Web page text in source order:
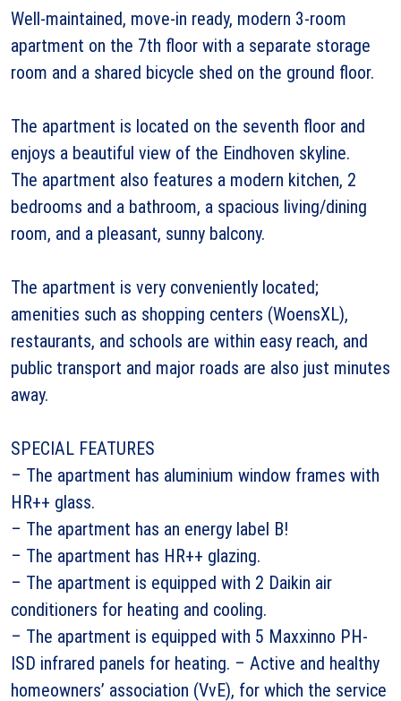
Well-maintained, move-in ready, modern 3-room
apartment on the 7th floor with a separate storage
room and a shared bicycle shed on the ground floor.
The apartment is located on the seventh floor and
enjoys a beautiful view of the Eindhoven skyline.
The apartment also features a modern kitchen, 2
bedrooms and a bathroom, a spacious living/dining
room, and a pleasant, sunny balcony.
The apartment is very conveniently located;
amenities such as shopping centers (WoensXL),
restaurants, and schools are within easy reach, and
public transport and major roads are also just minutes
away.
SPECIAL FEATURES
– The apartment has aluminium window frames with
HR++ glass.
– The apartment has an energy label B!
– The apartment has HR++ glazing.
– The apartment is equipped with 2 Daikin air
conditioners for heating and cooling.
– The apartment is equipped with 5 Maxxinno PH-
ISD infrared panels for heating. – Active and healthy
homeowners’ association (VvE), for which the service